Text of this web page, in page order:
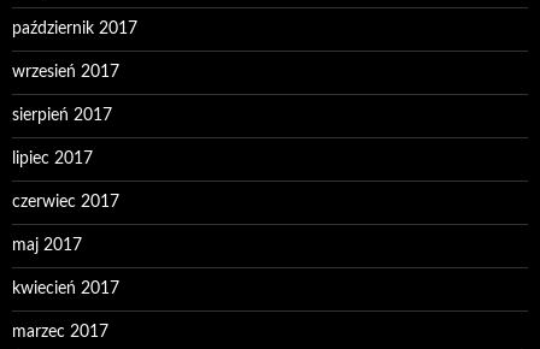
październik 2017
wrzesień 2017
sierpień 2017
lipiec 2017
czerwiec 2017
maj 2017
kwiecień 2017
marzec 2017